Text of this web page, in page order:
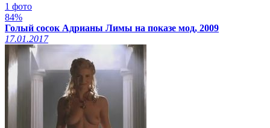
1 фото
84%
Голый сосок Адрианы Лимы на показе мод, 2009
17.01.2017